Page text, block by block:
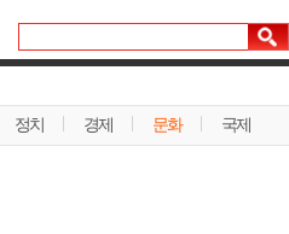
정치 경제 문화 국제